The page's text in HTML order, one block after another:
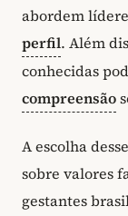
abordem
perfil. Além
conhecidas
compreensão
A escolha
sobre valores
gestantes